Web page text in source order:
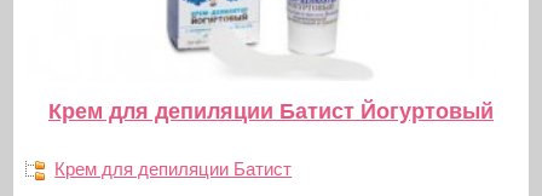
Крем для депиляции Батист Йогуртовый
Крем для депиляции Батист